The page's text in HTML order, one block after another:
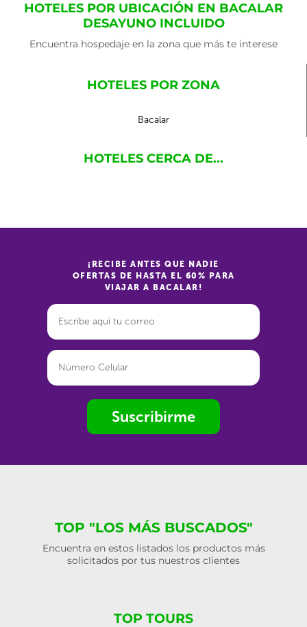
HOTELES POR UBICACIÓN EN BACALAR
DESAYUNO INCLUIDO
Encuentra hospedaje en la zona que más te interese
HOTELES POR ZONA
Bacalar
HOTELES CERCA DE...
¡RECIBE ANTES QUE NADIE
OFERTAS DE HASTA EL 60% PARA
VIAJAR A BACALAR!
Suscribirme
TOP "LOS MÁS BUSCADOS"
Encuentra en estos listados los productos más
solicitados por tus nuestros clientes
TOP TOURS